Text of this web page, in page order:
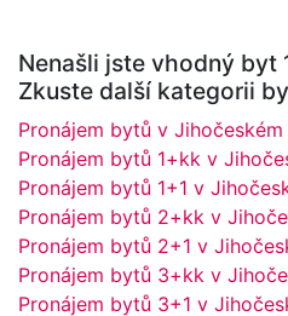
Nenašli jste vhodný byt
Zkuste další kategorii
Pronájem bytů v Jihočeském
Pronájem bytů 1+kk v
Pronájem bytů 1+1 v
Pronájem bytů 2+kk v
Pronájem bytů 2+1 v
Pronájem bytů 3+kk v
Pronájem bytů 3+1 v